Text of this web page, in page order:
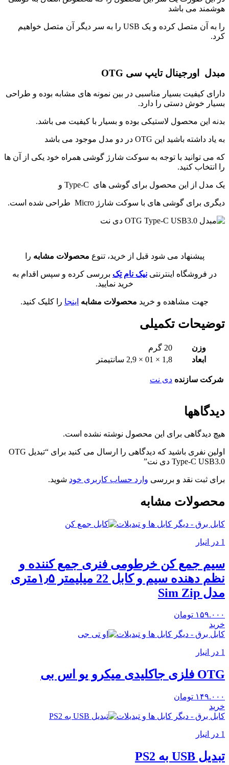
هوشمند می باشد
را به آن متصل کرده و یک USB را به سر دیگر آن متصل خواهیم
کرد.
مبدل اورجینال تایپ سی OTG
دارای کیفیت بسیار مناسبی در بین نمونه های مشابه بوده و طراحی
بسیار خوش دستی را دارد.
بدنه این محصول لاستیکی بوده و بسیار با کیفیت می باشد.
به یاد داشته باشید این OTG در دو مدل موجود می باشد
که می توانید با توجه به سوکت شارژ گوشی همراه خود یکی از آن ها
را انتخاب کنید.
یک مدل از این محصول برای گوشی های Type-C و
دیگری برای گوشی های با سوکت شارژ Micro طراحی شده است.
پیشنهاد می شود قبل از خرید، تنوع محصولات مشابه را
در فروشگاه اینترنتی نیک نام تِک بررسی کرده و سپس اقدام به
خرید نمایید.
جهت مشاهده و خرید محصولات مشابه اینجا را کلیک کنید.
توضیحات تکمیلی
وزن
20 گرم
ابعاد
1,8 × 01 × 2,9 سانتیمتر
شرکت سازنده دی نت
دیدگاهها
هیچ دیدگاهی برای این محصول نوشته نشده است.
اولین نفری باشید که دیدگاهی را ارسال می کنید برای “تبدیل OTG
Type-C USB3.0 دی نت”
برای ثبت نقد و بررسی وارد حساب کاربری خود شوید.
محصولات مشابه
کابل برق - دیگر کابل ها و تبدیلات
1 در انبار
سیم جمع کن خرطومی فنری جمع کننده و
نظم دهنده سیم و کابل 22 میلیمتر ۱٫۵متری
مدل Sim Zip
۱۵۹.۰۰۰ تومان
خرید
کابل برق - دیگر کابل ها و تبدیلات
1 در انبار
OTG فلزی جاکلیدی میکرو یو اس بی
۱۴۹.۰۰۰ تومان
خرید
کابل برق - دیگر کابل ها و تبدیلات
1 در انبار
تبدیل USB به PS2